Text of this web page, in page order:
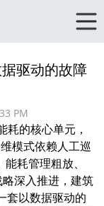
驱动的故障
PM
耗的核心单元，
模式依赖人工巡
耗管理粗放、
略深入推进，建筑
套以‌数据驱动的